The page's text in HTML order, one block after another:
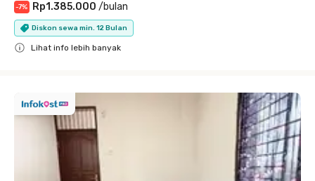
-7% Rp1.385.000 /bulan
Diskon sewa min. 12 Bulan
Lihat info lebih banyak